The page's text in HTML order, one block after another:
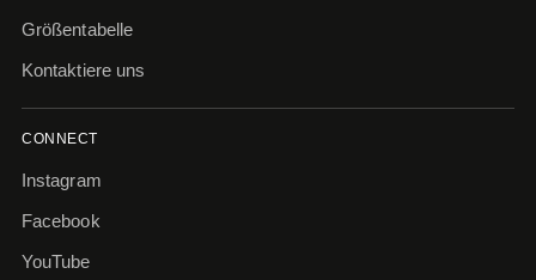
Größentabelle
Kontaktiere uns
CONNECT
Instagram
Facebook
YouTube